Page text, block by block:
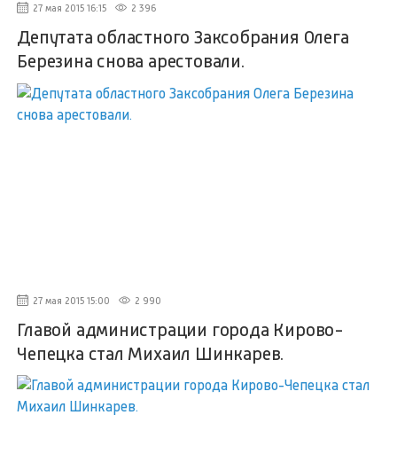
27 мая 2015 16:15 2 396
Депутата областного Заксобрания Олега
Березина снова арестовали.
27 мая 2015 15:00 2 990
Главой администрации города Кирово-
Чепецка стал Михаил Шинкарев.